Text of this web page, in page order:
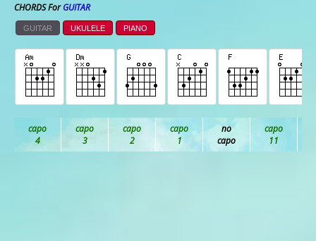
CHORDS ForGUITAR
GUITAR UKULELE PIANO